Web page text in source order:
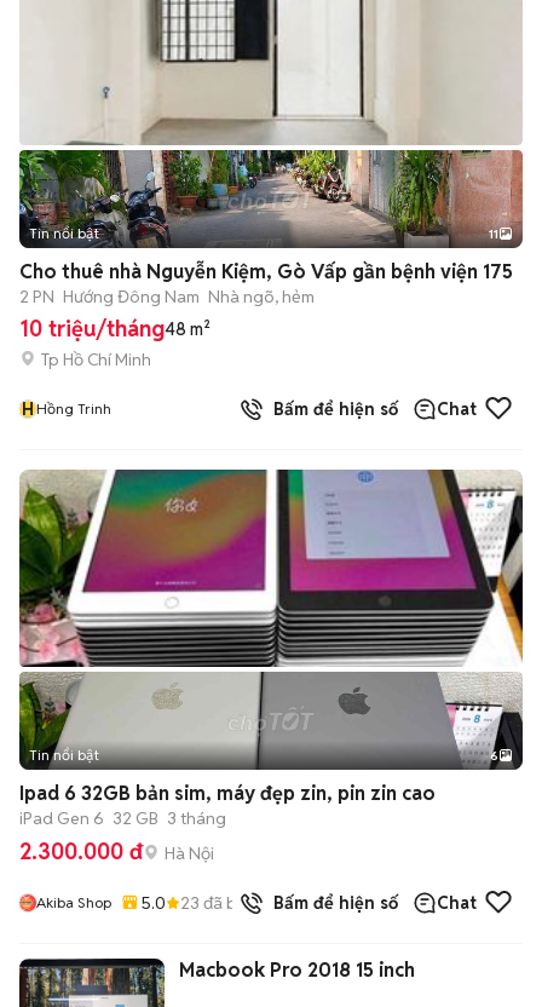
+2
Tin nổi bật 11
Cho thuê nhà Nguyễn Kiệm, Gò Vấp gần bệnh viện 175
2 PN Hướng Đông Nam Nhà ngõ, hẻm
10 triệu/tháng48 m²
Tp Hồ Chí Minh
HHồng Trinh Bấm để hiện số Chat
+2
Tin nổi bật 6
Ipad 6 32GB bản sim, máy đẹp zin, pin zin cao
iPad Gen 6 32 GB 3 tháng
2.300.000 đ Hà Nội
Akiba Shop 5.0 23 đã bán Bấm để hiện số Chat
Macbook Pro 2018 15 inch